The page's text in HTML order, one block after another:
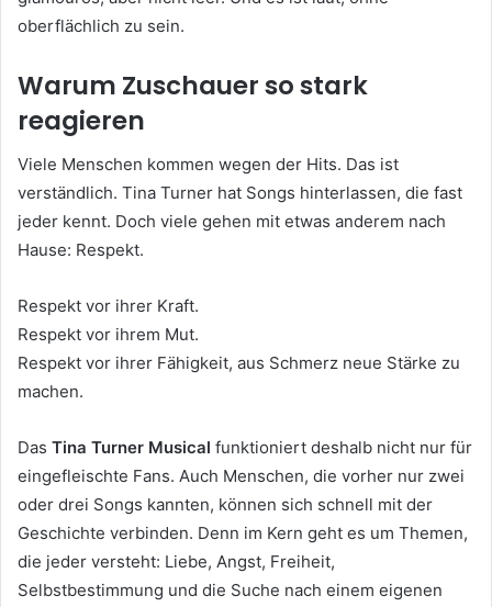
oberflächlich zu sein.
Warum Zuschauer so stark
reagieren
Viele Menschen kommen wegen der Hits. Das ist
verständlich. Tina Turner hat Songs hinterlassen, die fast
jeder kennt. Doch viele gehen mit etwas anderem nach
Hause: Respekt.
Respekt vor ihrer Kraft.
Respekt vor ihrem Mut.
Respekt vor ihrer Fähigkeit, aus Schmerz neue Stärke zu
machen.
Das Tina Turner Musical funktioniert deshalb nicht nur für
eingefleischte Fans. Auch Menschen, die vorher nur zwei
oder drei Songs kannten, können sich schnell mit der
Geschichte verbinden. Denn im Kern geht es um Themen,
die jeder versteht: Liebe, Angst, Freiheit,
Selbstbestimmung und die Suche nach einem eigenen